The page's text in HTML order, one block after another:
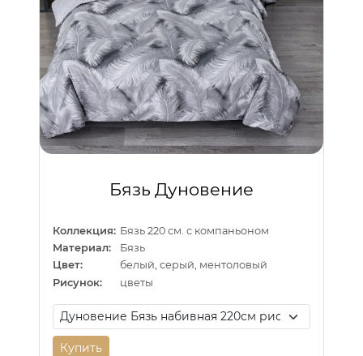
Бязь Дуновение
Коллекция: Бязь 220 см. с компаньоном
Материал:
Бязь
Цвет:
белый, серый, ментоловый
Рисунок:
цветы
Купить